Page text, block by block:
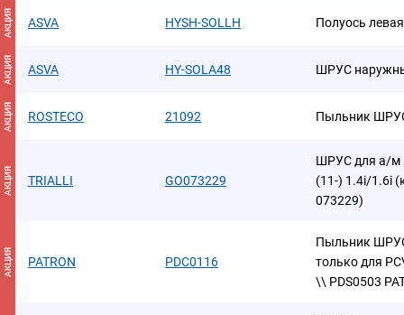
АКЦИЯ ASVA HYSH-SOLLH Полуось
АКЦИЯ ASVA HY-SOLA48 ШРУС
АКЦИЯ ROSTECO 21092 Пыльник
АКЦИЯ TRIALLI GO073229
ШРУС для а/м
(11-) 1.4i/1.6i
073229)
АКЦИЯ PATRON PDC0116
Пыльник
только для
\\ PDS0503